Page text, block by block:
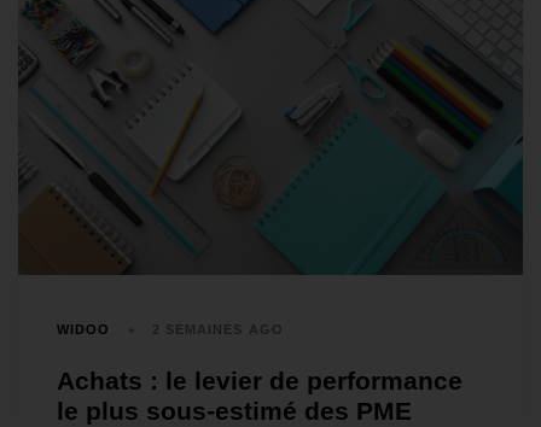
WIDOO 2 SEMAINES AGO
Achats : le levier de performance
le plus sous-estimé des PME